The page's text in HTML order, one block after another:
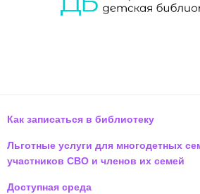
Как записаться в библиотеку
Льготные услуги для многодетных
участников СВО и членов их семей
Доступная среда